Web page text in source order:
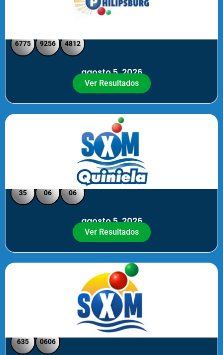
6775 9256 4812
agosto 5, 2026
Ver Resultados
Quiniela SXM - Noche
35 06 06
agosto 5, 2026
Ver Resultados
SXM Noche - Pick 3 Pick 4
635 0606